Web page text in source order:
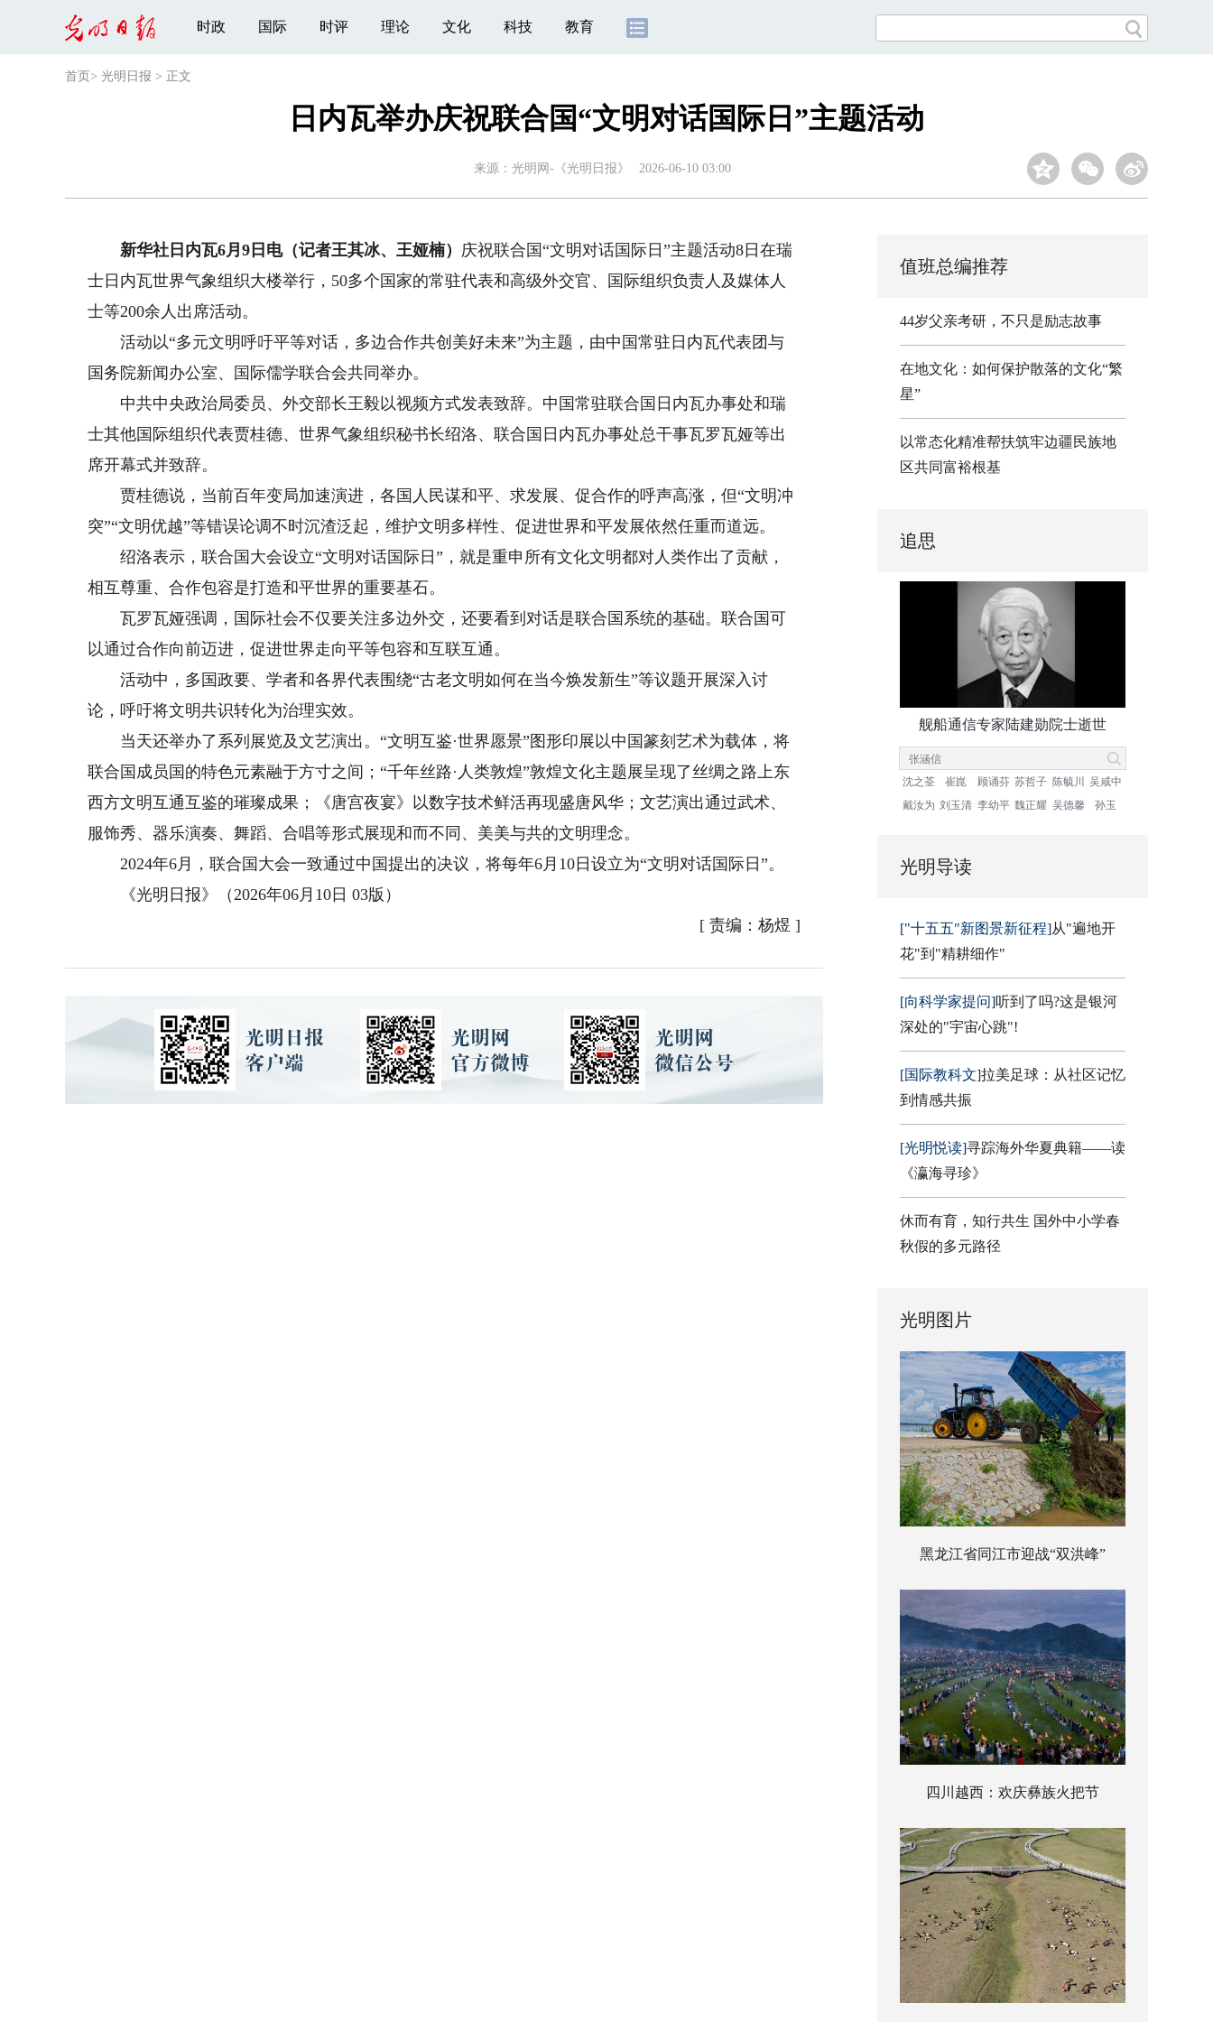
时政 国际 时评 理论 文化 科技 教育
首页 > 光明日报 > 正文
日内瓦举办庆祝联合国“文明对话国际日”主题活动
来源： 光明网-《光明日报》 2026-06-10 03:00
新华社日内瓦6月9日电（记者王其冰、王娅楠） 庆祝联合国“文明对话国际日”主题活动8日在瑞
士日内瓦世界气象组织大楼举行，50多个国家的常驻代表和高级外交官、国际组织负责人及媒体人
士等200余人出席活动。
活动以“多元文明呼吁平等对话，多边合作共创美好未来”为主题，由中国常驻日内瓦代表团与
国务院新闻办公室、国际儒学联合会共同举办。
中共中央政治局委员、外交部长王毅以视频方式发表致辞。中国常驻联合国日内瓦办事处和瑞
士其他国际组织代表贾桂德、世界气象组织秘书长绍洛、联合国日内瓦办事处总干事瓦罗瓦娅等出
席开幕式并致辞。
贾桂德说，当前百年变局加速演进，各国人民谋和平、求发展、促合作的呼声高涨，但“文明冲
突”“文明优越”等错误论调不时沉渣泛起，维护文明多样性、促进世界和平发展依然任重而道远。
绍洛表示，联合国大会设立“文明对话国际日”，就是重申所有文化文明都对人类作出了贡献，
相互尊重、合作包容是打造和平世界的重要基石。
瓦罗瓦娅强调，国际社会不仅要关注多边外交，还要看到对话是联合国系统的基础。联合国可
以通过合作向前迈进，促进世界走向平等包容和互联互通。
活动中，多国政要、学者和各界代表围绕“古老文明如何在当今焕发新生”等议题开展深入讨
论，呼吁将文明共识转化为治理实效。
当天还举办了系列展览及文艺演出。“文明互鉴·世界愿景”图形印展以中国篆刻艺术为载体，将
联合国成员国的特色元素融于方寸之间；“千年丝路·人类敦煌”敦煌文化主题展呈现了丝绸之路上东
西方文明互通互鉴的璀璨成果；《唐宫夜宴》以数字技术鲜活再现盛唐风华；文艺演出通过武术、
服饰秀、器乐演奏、舞蹈、合唱等形式展现和而不同、美美与共的文明理念。
2024年6月，联合国大会一致通过中国提出的决议，将每年6月10日设立为“文明对话国际日”。
《光明日报》（2026年06月10日 03版）
[ 责编：杨煜 ]
值班总编推荐
44岁父亲考研，不只是励志故事
在地文化：如何保护散落的文化“繁
星”
以常态化精准帮扶筑牢边疆民族地
区共同富裕根基
追思
舰船通信专家陆建勋院士逝世
沈之荃 崔崑 顾诵芬 苏哲子 陈毓川
吴咸中
戴汝为 刘玉清 李幼平 魏正耀 吴德馨 孙玉
光明导读
["十五五"新图景新征程]从"遍地开
花"到"精耕细作"
[向科学家提问]听到了吗?这是银河
深处的"宇宙心跳"!
[国际教科文]拉美足球：从社区记忆
到情感共振
[光明悦读]寻踪海外华夏典籍——读
《瀛海寻珍》
休而有育，知行共生 国外中小学春
秋假的多元路径
光明图片
黑龙江省同江市迎战“双洪峰”
四川越西：欢庆彝族火把节